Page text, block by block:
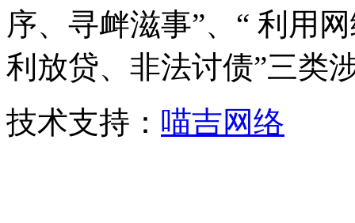
序、寻衅滋事”、“ 利用
利放贷、非法讨债”三类
技术支持： 喵吉网络